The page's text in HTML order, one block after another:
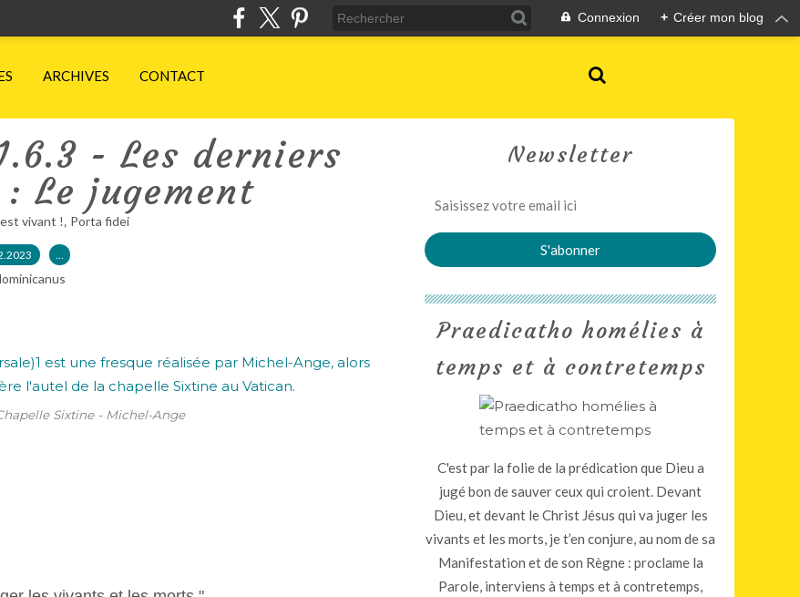
Connexion + Créer mon blog
ARCHIVES CONTACT
- Les derniers
Le jugement
vivant !, Porta fidei
…
Sixtine - Michel-Ange
Newsletter
Praedicatho homélies à
temps et à contretemps
C'est par la folie de la prédication que Dieu a
jugé bon de sauver ceux qui croient. Devant
Dieu, et devant le Christ Jésus qui va juger les
vivants et les morts, je t’en conjure, au nom de sa
Manifestation et de son Règne : proclame la
Parole, interviens à temps et à contretemps,